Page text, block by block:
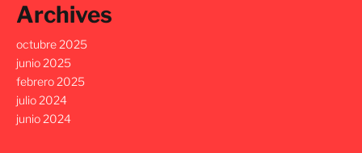
Archives
octubre 2025
junio 2025
febrero 2025
julio 2024
junio 2024